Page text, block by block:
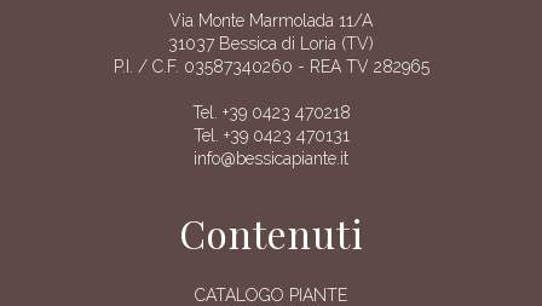
Via Monte Marmolada 11/A
31037 Bessica di Loria (TV)
P.I. / C.F. 03587340260 - REA TV 282965
Tel. +39 0423 470218
Tel. +39 0423 470131
info@bessicapiante.it
Contenuti
CATALOGO PIANTE